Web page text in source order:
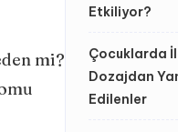
mi?
Etkiliyor?
Çocuklarda
Dozajdan
Edilenler